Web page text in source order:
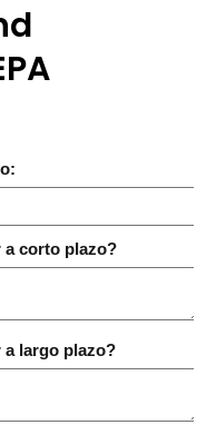
a corto plazo?
a largo plazo?